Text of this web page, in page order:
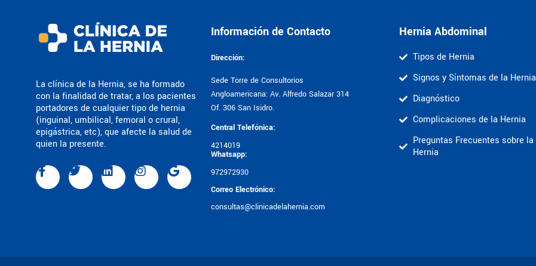
La clínica de la Hernia, se ha formado
con la finalidad de tratar, a los pacientes
portadores de cualquier tipo de hernia
(inguinal, umbilical, femoral o crural,
epigástrica, etc), que afecte la salud de
quien la presente.
Información de Contacto
Dirección:
Sede Torre de Consultorios
Angloamericana: Av. Alfredo Salazar 314
Of. 306 San Isidro.
Central Telefónica:
4214019
Whatsapp:
972972930
Correo Electrónico:
consultas@clinicadelahernia.com
Hernia Abdominal
Tipos de Hernia
Signos y Síntomas de la Hernia
Diagnóstico
Complicaciones de la Hernia
Preguntas Frecuentes sobre la
Hernia